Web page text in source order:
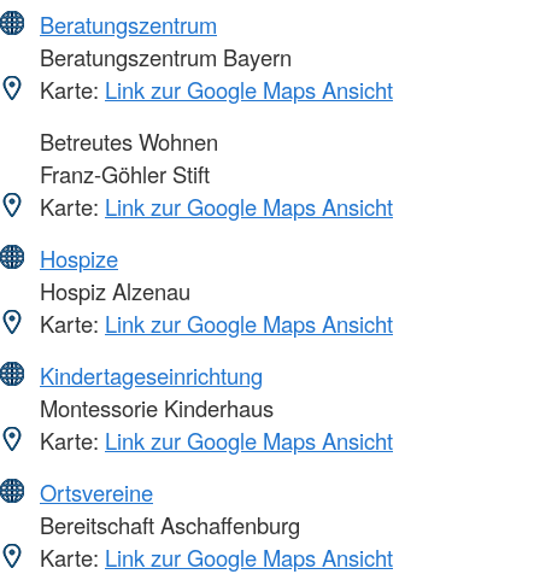
Beratungszentrum
Beratungszentrum Bayern
Karte: Link zur Google Maps Ansicht
Betreutes Wohnen
Franz-Göhler Stift
Karte: Link zur Google Maps Ansicht
Hospize
Hospiz Alzenau
Karte: Link zur Google Maps Ansicht
Kindertageseinrichtung
Montessorie Kinderhaus
Karte: Link zur Google Maps Ansicht
Ortsvereine
Bereitschaft Aschaffenburg
Karte: Link zur Google Maps Ansicht